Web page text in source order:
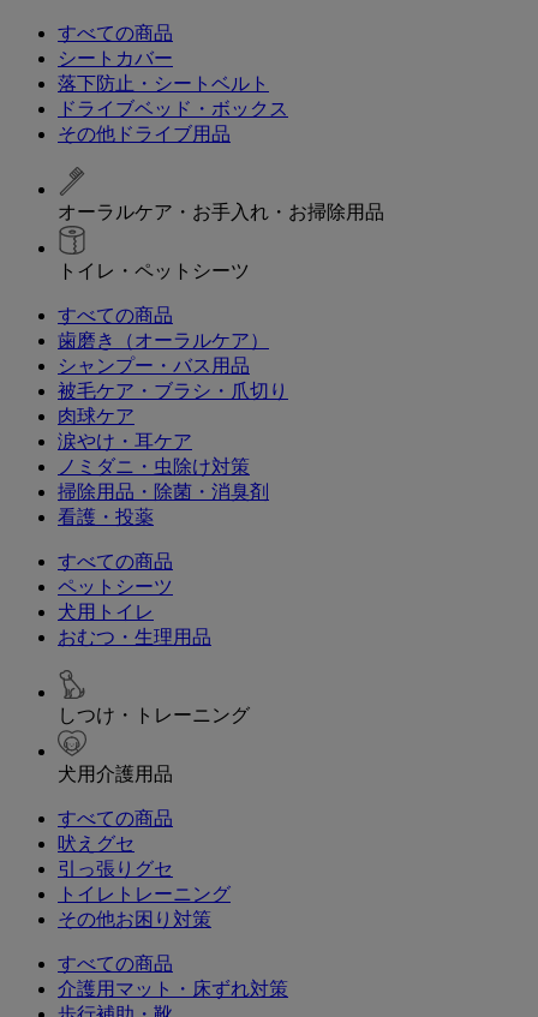
すべての商品
シートカバー
落下防止・シートベルト
ドライブベッド・ボックス
その他ドライブ用品
オーラルケア・お手入れ・お掃除用品
トイレ・ペットシーツ
すべての商品
歯磨き（オーラルケア）
シャンプー・バス用品
被毛ケア・ブラシ・爪切り
肉球ケア
涙やけ・耳ケア
ノミダニ・虫除け対策
掃除用品・除菌・消臭剤
看護・投薬
すべての商品
ペットシーツ
犬用トイレ
おむつ・生理用品
しつけ・トレーニング
犬用介護用品
すべての商品
吠えグセ
引っ張りグセ
トイレトレーニング
その他お困り対策
すべての商品
介護用マット・床ずれ対策